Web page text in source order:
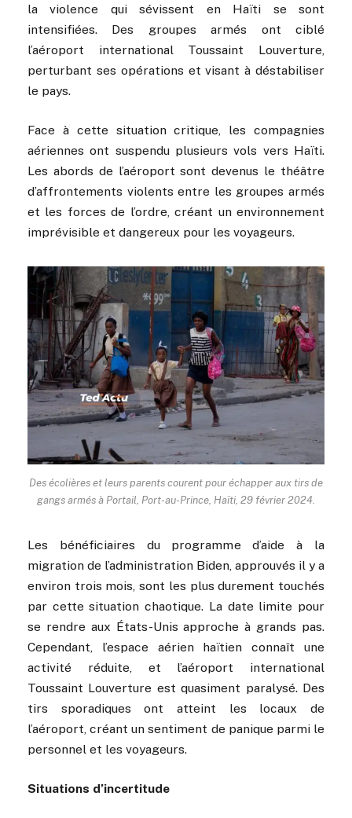
la violence qui sévissent en Haïti se sont
intensifiées. Des groupes armés ont ciblé
l’aéroport international Toussaint Louverture,
perturbant ses opérations et visant à déstabiliser
le pays.
Face à cette situation critique, les compagnies
aériennes ont suspendu plusieurs vols vers Haïti.
Les abords de l’aéroport sont devenus le théâtre
d’affrontements violents entre les groupes armés
et les forces de l’ordre, créant un environnement
imprévisible et dangereux pour les voyageurs.
Des écolières et leurs parents courent pour échapper aux tirs de
gangs armés à Portail, Port-au-Prince, Haïti, 29 février 2024.
Les bénéficiaires du programme d’aide à la
migration de l’administration Biden, approuvés il y a
environ trois mois, sont les plus durement touchés
par cette situation chaotique. La date limite pour
se rendre aux États-Unis approche à grands pas.
Cependant, l’espace aérien haïtien connaît une
activité réduite, et l’aéroport international
Toussaint Louverture est quasiment paralysé. Des
tirs sporadiques ont atteint les locaux de
l’aéroport, créant un sentiment de panique parmi le
personnel et les voyageurs.
Situations d’incertitude